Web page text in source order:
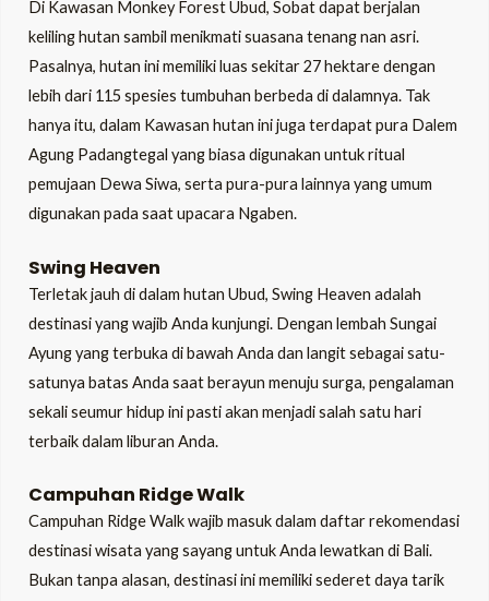
Di Kawasan Monkey Forest Ubud, Sobat dapat berjalan
keliling hutan sambil menikmati suasana tenang nan asri.
Pasalnya, hutan ini memiliki luas sekitar 27 hektare dengan
lebih dari 115 spesies tumbuhan berbeda di dalamnya. Tak
hanya itu, dalam Kawasan hutan ini juga terdapat pura Dalem
Agung Padangtegal yang biasa digunakan untuk ritual
pemujaan Dewa Siwa, serta pura-pura lainnya yang umum
digunakan pada saat upacara Ngaben.
Swing Heaven
Terletak jauh di dalam hutan Ubud, Swing Heaven adalah
destinasi yang wajib Anda kunjungi. Dengan lembah Sungai
Ayung yang terbuka di bawah Anda dan langit sebagai satu-
satunya batas Anda saat berayun menuju surga, pengalaman
sekali seumur hidup ini pasti akan menjadi salah satu hari
terbaik dalam liburan Anda.
Campuhan Ridge Walk
Campuhan Ridge Walk wajib masuk dalam daftar rekomendasi
destinasi wisata yang sayang untuk Anda lewatkan di Bali.
Bukan tanpa alasan, destinasi ini memiliki sederet daya tarik